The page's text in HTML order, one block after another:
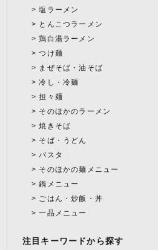
塩ラーメン
とんこつラーメン
鶏白湯ラーメン
つけ麺
まぜそば・油そば
冷し・冷麺
担々麺
そのほかのラーメン
焼きそば
そば・うどん
パスタ
そのほかの麺メニュー
鍋メニュー
ごはん・炒飯・丼
一品メニュー
注目キーワードから探す